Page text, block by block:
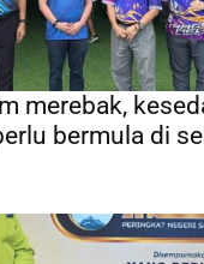
merebak,
bermula di